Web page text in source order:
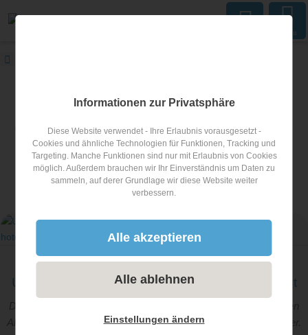
Menu
wander-hotels.info Blog
In unserem Blog berichten wir laufend über tolle Wanderhotels,
aktuelle Angebote und Tipps für einen abenteuerreichen
Wanderurlaub.
Artikel zum ThemaGeführte Wanderungen
Umfrage: Zahl der geprüften Wanderführer steigt
Wanderurlaub
Alpenraum. Doch die Wandergruppen werden immer heterogener.
Informationen zur Privatsphäre
Diese Website verwendet - Ihre Erlaubnis vorausgesetzt -
Cookies und ähnliche Technologien für Funktionen, Tracking und
Targeting. Manche Funktionen sind nur mit Erlaubnis von Cookies
möglich. Außerdem brauchen wir Ihr Einverständnis um Daten zu
sammeln, auf derer Grundlage wir diese Website weiter
verbessern.
Alle akzeptieren
Alle ablehnen
Einstellungen ändern